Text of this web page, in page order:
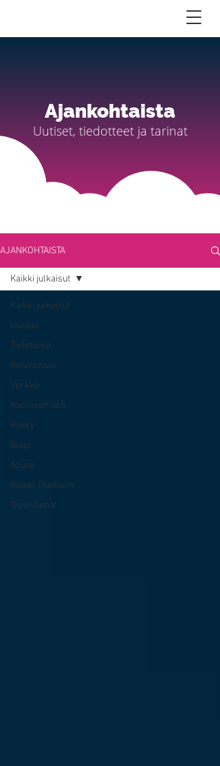
Ajankohtaista
Uutiset, tiedotteet ja tarinat
AJANKOHTAISTA
Kaikki julkaisut
Uutiset
Tietoturva
Referenssi
Verkko
Microsoft 365
Rekry
Blogi
Azure
Power Platform
Tapahtumat
Kaikki julkaisut